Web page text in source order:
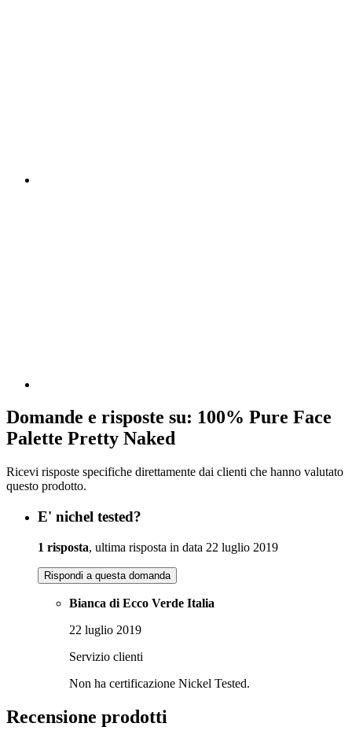
Domande e risposte su: 100% Pure Face
Palette Pretty Naked
Ricevi risposte specifiche direttamente dai clienti che hanno valutato
questo prodotto.
E' nichel tested?
1 risposta, ultima risposta in data 22 luglio 2019
Rispondi a questa domanda
Bianca di Ecco Verde Italia
22 luglio 2019
Servizio clienti
Non ha certificazione Nickel Tested.
Recensione prodotti